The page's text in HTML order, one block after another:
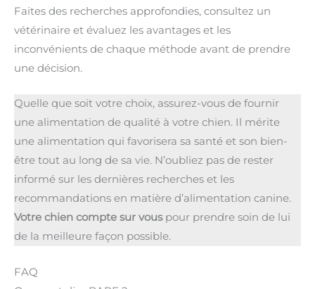
Faites des recherches approfondies, consultez un
vétérinaire et évaluez les avantages et les
inconvénients de chaque méthode avant de prendre
une décision.
Quelle que soit votre choix, assurez-vous de fournir
une alimentation de qualité à votre chien. Il mérite
une alimentation qui favorisera sa santé et son bien-
être tout au long de sa vie. N’oubliez pas de rester
informé sur les dernières recherches et les
recommandations en matière d’alimentation canine.
Votre chien compte sur vouspour prendre soin de lui
de la meilleure façon possible.
FAQ